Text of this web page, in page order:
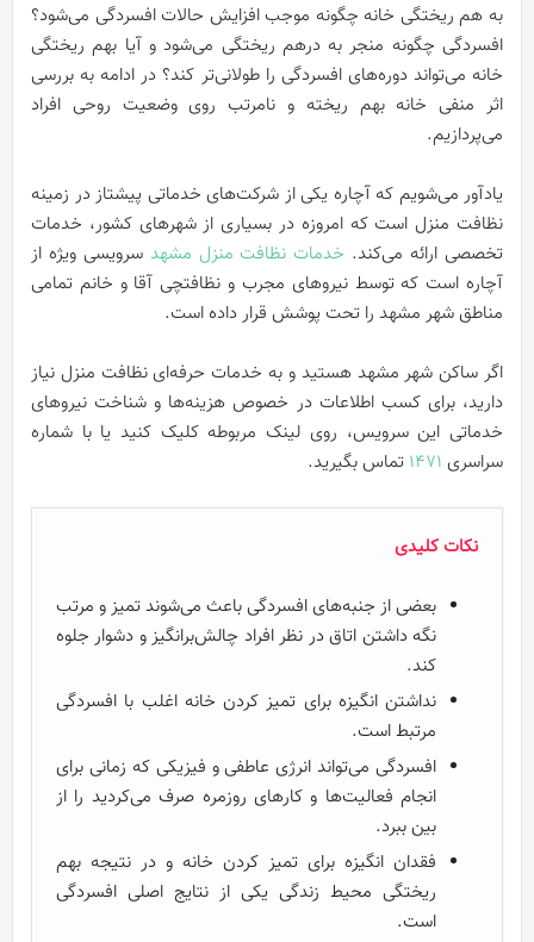
به هم ریختگی خانه چگونه موجب افزایش حالات افسردگی می‌شود؟
افسردگی چگونه منجر به درهم ریختگی می‌شود و آیا بهم ریختگی
خانه می‌تواند دوره‌های افسردگی را طولانی‌تر کند؟ در ادامه به بررسی
اثر منفی خانه بهم ریخته و نامرتب روی وضعیت روحی افراد
می‌پردازیم.
یادآور می‌شویم که آچاره یکی از شرکت‌های خدماتی پیشتاز در زمینه
نظافت منزل است که امروزه در بسیاری از شهرهای کشور، خدمات
تخصصی ارائه می‌کند. خدمات نظافت منزل مشهد سرویسی ویژه از
آچاره است که توسط نیروهای مجرب و نظافتچی آقا و خانم تمامی
مناطق شهر مشهد را تحت پوشش قرار داده است.
اگر ساکن شهر مشهد هستید و به خدمات حرفه‌ای نظافت منزل نیاز
دارید، برای کسب اطلاعات در خصوص هزینه‌ها و شناخت نیروهای
خدماتی این سرویس، روی لینک مربوطه کلیک کنید یا با شماره
سراسری ۱۴۷۱ تماس بگیرید.
نکات کلیدی
بعضی از جنبه‌های افسردگی باعث می‌شوند تمیز و مرتب
نگه داشتن اتاق در نظر افراد چالش‌برانگیز و دشوار جلوه
کند.
نداشتن انگیزه برای تمیز کردن خانه اغلب با افسردگی
مرتبط است.
افسردگی می‌تواند انرژی عاطفی و فیزیکی که زمانی برای
انجام فعالیت‌ها و کارهای روزمره صرف می‌کردید را از
بین ببرد.
فقدان انگیزه برای تمیز کردن خانه و در نتیجه بهم
ریختگی محیط زندگی یکی از نتایج اصلی افسردگی
است.